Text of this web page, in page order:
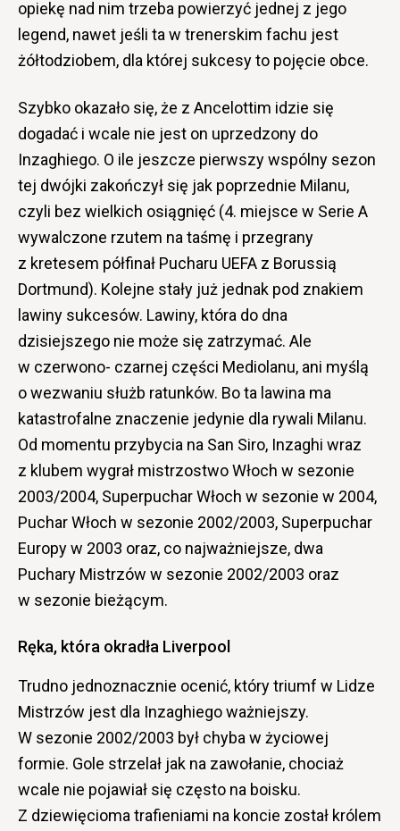
opiekę nad nim trzeba powierzyć jednej z jego
legend, nawet jeśli ta w trenerskim fachu jest
żółtodziobem, dla której sukcesy to pojęcie obce.
Szybko okazało się, że z Ancelottim idzie się
dogadać i wcale nie jest on uprzedzony do
Inzaghiego. O ile jeszcze pierwszy wspólny sezon
tej dwójki zakończył się jak poprzednie Milanu,
czyli bez wielkich osiągnięć (4. miejsce w Serie A
wywalczone rzutem na taśmę i przegrany
z kretesem półfinał Pucharu UEFA z Borussią
Dortmund). Kolejne stały już jednak pod znakiem
lawiny sukcesów. Lawiny, która do dna
dzisiejszego nie może się zatrzymać. Ale
w czerwono- czarnej części Mediolanu, ani myślą
o wezwaniu służb ratunków. Bo ta lawina ma
katastrofalne znaczenie jedynie dla rywali Milanu.
Od momentu przybycia na San Siro, Inzaghi wraz
z klubem wygrał mistrzostwo Włoch w sezonie
2003/2004, Superpuchar Włoch w sezonie w 2004,
Puchar Włoch w sezonie 2002/2003, Superpuchar
Europy w 2003 oraz, co najważniejsze, dwa
Puchary Mistrzów w sezonie 2002/2003 oraz
w sezonie bieżącym.
Ręka, która okradła Liverpool
Trudno jednoznacznie ocenić, który triumf w Lidze
Mistrzów jest dla Inzaghiego ważniejszy.
W sezonie 2002/2003 był chyba w życiowej
formie. Gole strzelał jak na zawołanie, chociaż
wcale nie pojawiał się często na boisku.
Z dziewięcioma trafieniami na koncie został królem